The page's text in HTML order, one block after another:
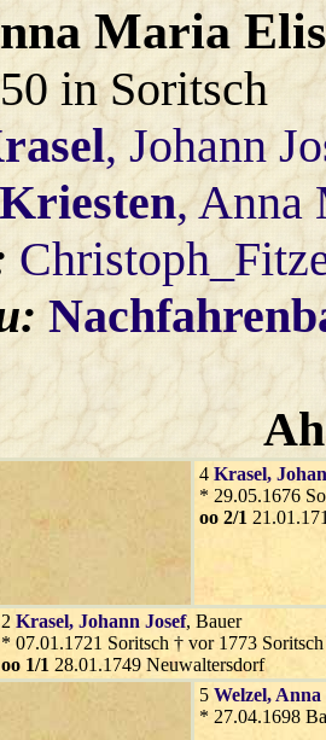
Maria
in Soritsch
, Johann
Kriesten, Anna
4 Krasel,
* 29.05.1676
oo 2/1
2 Krasel, Johann Josef, Bauer
* 07.01.1721 Soritsch † vor 1773 Soritsch
oo 1/1 28.01.1749 Neuwaltersdorf
5 Welzel, Anna
* 27.04.1698